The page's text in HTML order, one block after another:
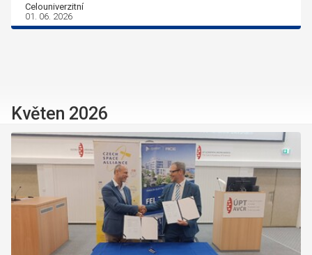
Celouniverzitní
01. 06. 2026
Květen 2026